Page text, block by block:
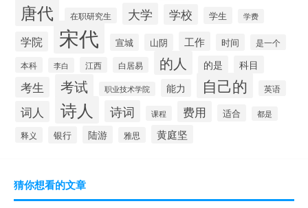
唐代 在职研究生 大学 学校 学生 学费
学院 宋代 宣城 山阴 工作 时间
是一个
本科
李白 江西 白居易 的人 的是 科目
考生 考试 职业技术学院 能力 自己的 英语
词人 诗人 诗词 课程 费用 适合 都是
释义 银行 陆游 雅思 黄庭坚
猜你想看的文章